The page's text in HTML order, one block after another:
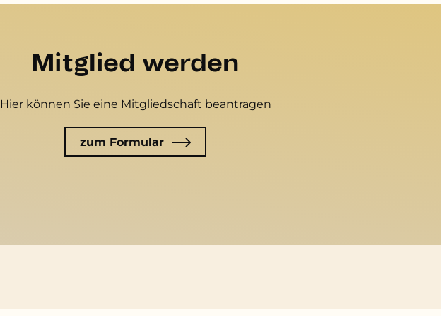
Mitglied werden
Hier können Sie eine Mitgliedschaft beantragen
zum Formular